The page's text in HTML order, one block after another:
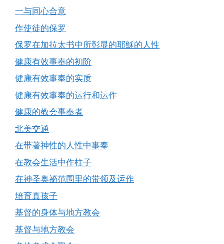
一与同心合意
作使徒的保罗
保罗在加拉太书中所彰显的耶穌的人性
健康有效事奉的初阶
健康有效事奉的实质
健康有效事奉的运行和运作
健康的教会事奉者
北美交通
在带著神性的人性中事奉
在教会生活中作柱子
在神圣奥祕范围里的带领及运作
培育真孩子
基督的身体与地方教会
基督与地方教会